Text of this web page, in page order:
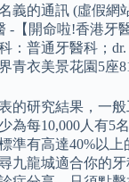
義的通訊 (虛假網
-【開命啦!香港牙
：普通牙醫科；dr.
青衣美景花園5座
的研究結果，一
為每10,000人有5
準有高達40%以上
九龍城適合你的